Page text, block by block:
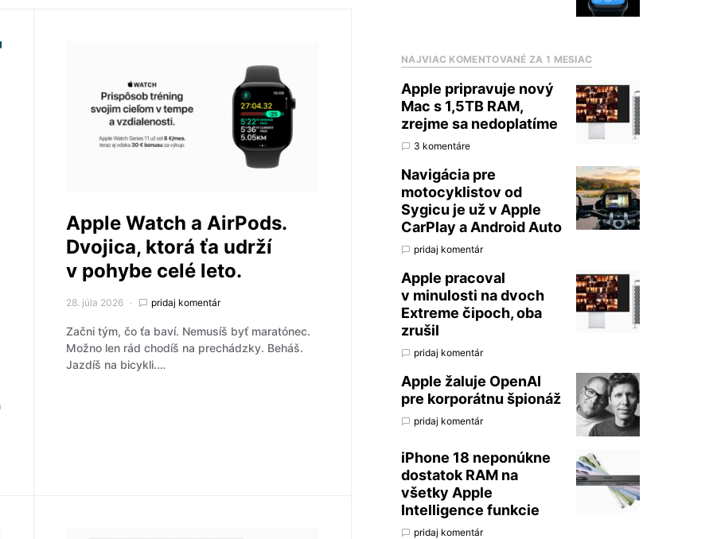
Apple Watch a AirPods.
Dvojica, ktorá ťa udrží
v pohybe celé leto.
28. júla 2026 pridaj komentár
Začni tým, čo ťa baví. Nemusíš byť maratónec.
Možno len rád chodíš na prechádzky. Beháš.
Jazdíš na bicykli.…
NAJVIAC KOMENTOVANÉ ZA 1 MESIAC
Apple pripravuje nový
Mac s 1,5TB RAM,
zrejme sa nedoplatíme
3 komentáre
Navigácia pre
motocyklistov od
Sygicu je už v Apple
CarPlay a Android Auto
pridaj komentár
Apple pracoval
v minulosti na dvoch
Extreme čipoch, oba
zrušil
pridaj komentár
Apple žaluje OpenAI
pre korporátnu špionáž
pridaj komentár
iPhone 18 neponúkne
dostatok RAM na
všetky Apple
Intelligence funkcie
pridaj komentár